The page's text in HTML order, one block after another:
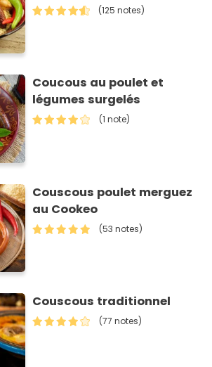
(125 notes)
Coucous au poulet et
légumes surgelés
(1 note)
Couscous poulet merguez
au Cookeo
(53 notes)
Couscous traditionnel
(77 notes)